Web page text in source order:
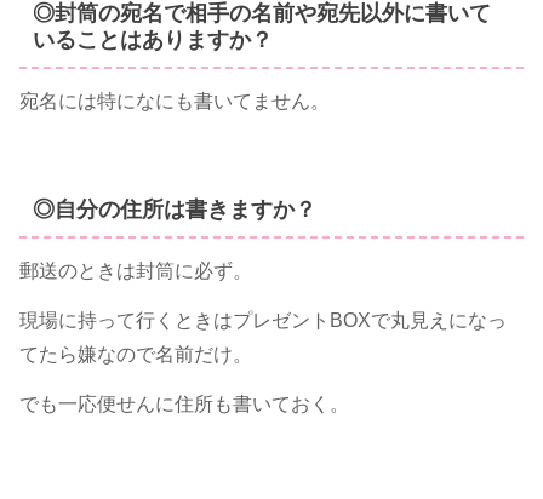
◎封筒の宛名で相手の名前や宛先以外に書いて
いることはありますか？
宛名には特になにも書いてません。
◎自分の住所は書きますか？
郵送のときは封筒に必ず。
現場に持って行くときはプレゼントBOXで丸見えになっ
てたら嫌なので名前だけ。
でも一応便せんに住所も書いておく。